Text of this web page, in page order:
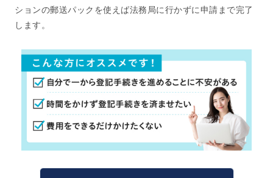
ションの郵送パックを使えば法務局に行かずに申請まで完了
します。